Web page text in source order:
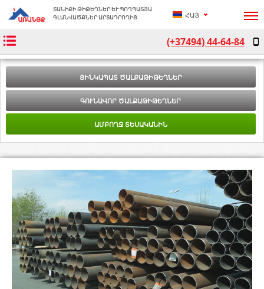
ՏԱՆԻՔԻ ԹԻԹԵՂՆԵՐ ԵՒ ՊՈՂՊԱՏՅԱ Գ
ԼԱՆՎԱԾՔՆԵՐ ԱՐՏԱԴՐՈՂԻՑ
ՀԱՅ
РУС
ENG
(+37494) 44-64-84
ՑԻՆԿԱՊԱՏ ԾԱԼՔԱԹԻԹԵՂՆԵՐ
ԳՈՒՆԱՎՈՐ ԾԱԼՔԱԹԻԹԵՂՆԵՐ
ԱՄԲՈՂՋ ՏԵՍԱԿԱՆԻՆ